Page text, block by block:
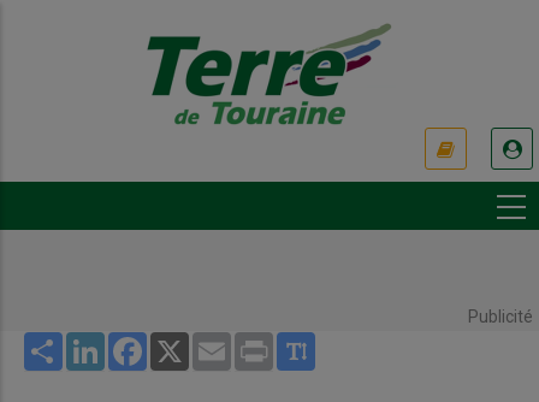
Publicité
Share LinkedInFacebook
X Email Print